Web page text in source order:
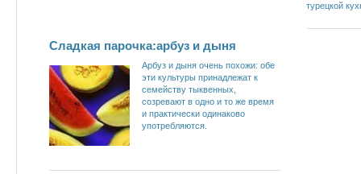
турецкой
Сладкая парочка:арбуз и дыня
Арбуз и дыня очень похожи: обе
эти культуры принадлежат к
семейству тыквенных,
созревают в одно и то же время
и практически одинаково
употребляются.